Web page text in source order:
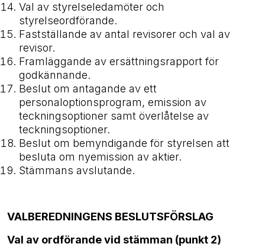
Val av styrelseledamöter och
styrelseordförande.
Fastställande av antal revisorer och val av
revisor.
Framläggande av ersättningsrapport för
godkännande.
Beslut om antagande av ett
personaloptionsprogram, emission av
teckningsoptioner samt överlåtelse av
teckningsoptioner.
Beslut om bemyndigande för styrelsen att
besluta om nyemission av aktier.
Stämmans avslutande.
VALBEREDNINGENS BESLUTSFÖRSLAG
Val av ordförande vid stämman (punkt 2)